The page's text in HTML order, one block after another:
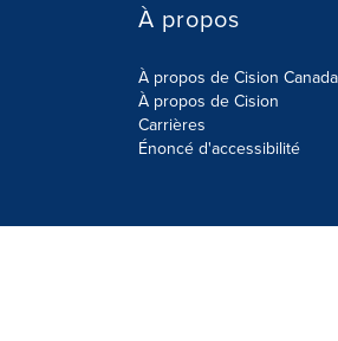
À propos
À propos de Cision Canada
À propos de Cision
Carrières
Énoncé d'accessibilité